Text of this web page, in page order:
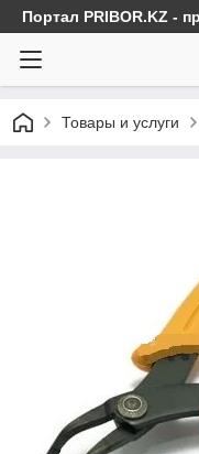
Портал PRIBOR.KZ -
Товары и услуги